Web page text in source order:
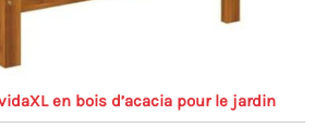
en bois d’acacia pour le jardin